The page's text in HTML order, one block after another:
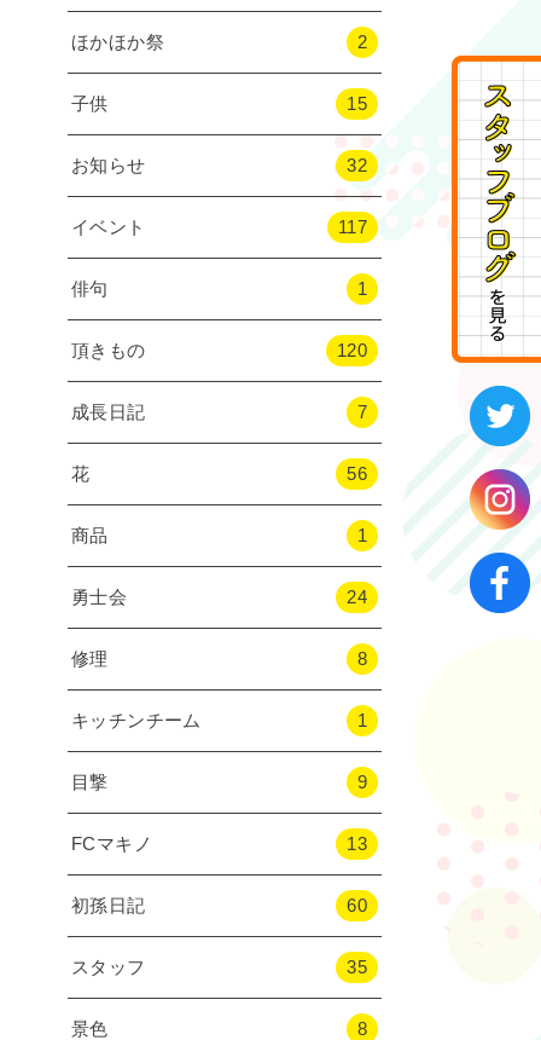
ほかほか祭 2
子供 15
お知らせ 32
イベント 117
俳句 1
頂きもの 120
成長日記 7
花 56
商品 1
勇士会 24
修理 8
キッチンチーム 1
目撃 9
FCマキノ 13
初孫日記 60
スタッフ 35
景色 8